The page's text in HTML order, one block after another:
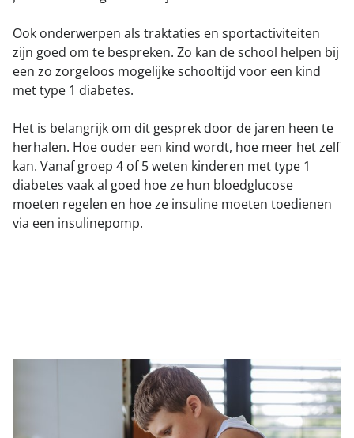
Ook onderwerpen als traktaties en sportactiviteiten
zijn goed om te bespreken. Zo kan de school helpen bij
een zo zorgeloos mogelijke schooltijd voor een kind
met type 1 diabetes.
Het is belangrijk om dit gesprek door de jaren heen te
herhalen. Hoe ouder een kind wordt, hoe meer het zelf
kan. Vanaf groep 4 of 5 weten kinderen met type 1
diabetes vaak al goed hoe ze hun bloedglucose
moeten regelen en hoe ze insuline moeten toedienen
via een insulinepomp.